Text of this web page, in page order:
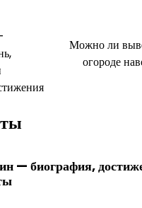
Можно ли
огороде
— биография,